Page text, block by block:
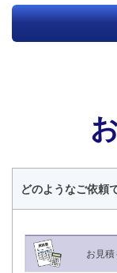
どのようなご依頼
お見